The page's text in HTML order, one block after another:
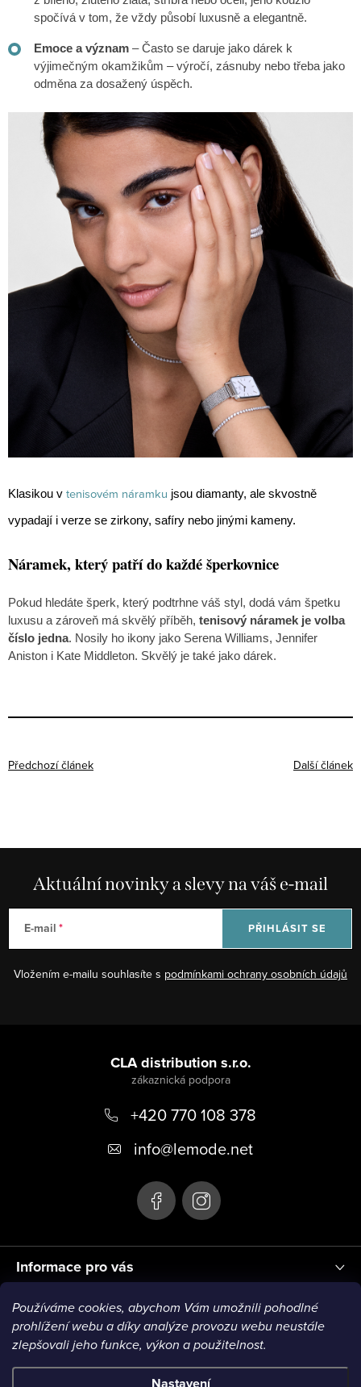
Používáme cookies, abychom Vám umožnili pohodlné
prohlížení webu a díky analýze provozu webu neustále
zlepšovali jeho funkce, výkon a použitelnost.
spočívá v tom, že vždy působí luxusně a elegantně.
Emoce a význam – Často se daruje jako dárek k
výjimečným okamžikům – výročí, zásnuby nebo třeba jako
odměna za dosažený úspěch.
Klasikou v tenisovém náramku jsou diamanty, ale skvostně
vypadají i verze se zirkony, safíry nebo jinými kameny.
Náramek, který patří do každé šperkovnice
Pokud hledáte šperk, který podtrhne váš styl, dodá vám špetku
luxusu a zároveň má skvělý příběh, tenisový náramek je volba
číslo jedna. Nosily ho ikony jako Serena Williams, Jennifer
Aniston i Kate Middleton. Skvělý je také jako dárek.
Předchozí článek Další článek
Aktuální novinky a slevy na váš e-mail
E-mail
Vložením e-mailu souhlasíte s podmínkami ochrany osobních údajů
PŘIHLÁSIT SE
Informace pro vás
CLA distribution s.r.o.
+420 770 108 378
info@lemode.net
Blog